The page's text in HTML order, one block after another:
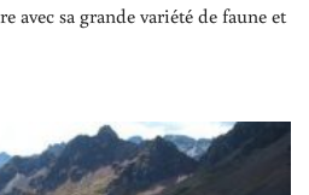
avec sa grande variété de faune et